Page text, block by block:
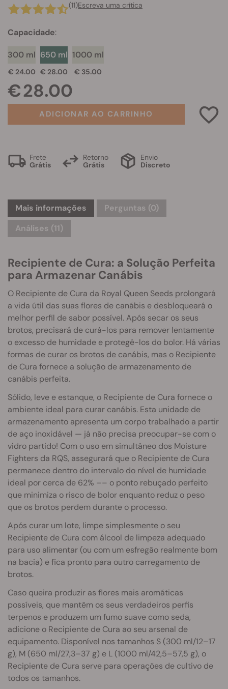
(11)Escreva uma crítica
Capacidade:
300 ml
€ 24.00
650 ml
€ 28.00
1000 ml
€ 35.00
€ 28.00
ADICIONAR AO CARRINHO
Frete
Grátis
Retorno
Grátis
Envio
Discreto
Mais informações Perguntas (0)
Análises (11)
Recipiente de Cura: a Solução Perfeita
para Armazenar Canábis
O Recipiente de Cura da Royal Queen Seeds prolongará
a vida útil das suas flores de canábis e desbloqueará o
melhor perfil de sabor possível. Após secar os seus
brotos, precisará de curá-los para remover lentamente
o excesso de humidade e protegê-los do bolor. Há várias
formas de curar os brotos de canábis, mas o Recipiente
de Cura fornece a solução de armazenamento de
canábis perfeita.
Sólido, leve e estanque, o Recipiente de Cura fornece o
ambiente ideal para curar canábis. Esta unidade de
armazenamento apresenta um corpo trabalhado a partir
de aço inoxidável — já não precisa preocupar-se com o
vidro partido! Com o uso em simultâneo dos Moisture
Fighters da RQS, assegurará que o Recipiente de Cura
permanece dentro do intervalo do nível de humidade
ideal por cerca de 62% –– o ponto rebuçado perfeito
que minimiza o risco de bolor enquanto reduz o peso
que os brotos perdem durante o processo.
Após curar um lote, limpe simplesmente o seu
Recipiente de Cura com álcool de limpeza adequado
para uso alimentar (ou com um esfregão realmente bom
na bacia) e fica pronto para outro carregamento de
brotos.
Caso queira produzir as flores mais aromáticas
possíveis, que mantêm os seus verdadeiros perfis
terpenos e produzem um fumo suave como seda,
adicione o Recipiente de Cura ao seu arsenal de
equipamento. Disponível nos tamanhos S (300 ml/12–17
g), M (650 ml/27,3–37 g) e L (1000 ml/42,5–57,5 g), o
Recipiente de Cura serve para operações de cultivo de
todos os tamanhos.